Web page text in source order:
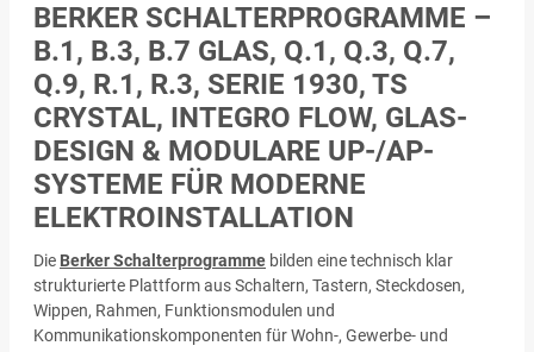
BERKER SCHALTERPROGRAMME –
B.1, B.3, B.7 GLAS, Q.1, Q.3, Q.7,
Q.9, R.1, R.3, SERIE 1930, TS
CRYSTAL, INTEGRO FLOW, GLAS-
DESIGN & MODULARE UP-/AP-
SYSTEME FÜR MODERNE
ELEKTROINSTALLATION
Die Berker Schalterprogramme bilden eine technisch klar
strukturierte Plattform aus Schaltern, Tastern, Steckdosen,
Wippen, Rahmen, Funktionsmodulen und
Kommunikationskomponenten für Wohn-, Gewerbe- und